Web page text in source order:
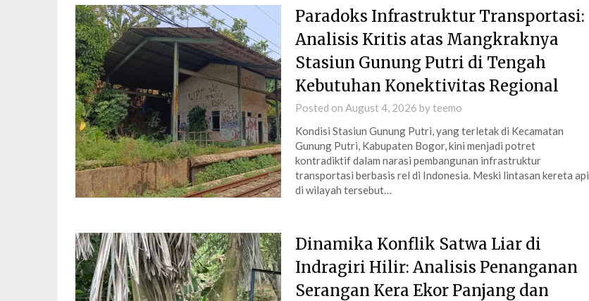
Paradoks Infrastruktur Transportasi:
Analisis Kritis atas Mangkraknya
Stasiun Gunung Putri di Tengah
Kebutuhan Konektivitas Regional
Posted on August 4, 2026 byteemo
Kondisi Stasiun Gunung Putri, yang terletak di Kecamatan
Gunung Putri, Kabupaten Bogor, kini menjadi potret
kontradiktif dalam narasi pembangunan infrastruktur
transportasi berbasis rel di Indonesia. Meski lintasan kereta api
di wilayah tersebut…
Dinamika Konflik Satwa Liar di
Indragiri Hilir: Analisis Penanganan
Serangan Kera Ekor Panjang dan